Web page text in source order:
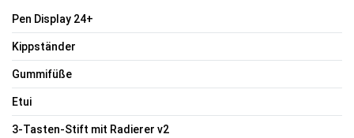
Pen Display 24+
Kippständer
Gummifüße
Etui
3-Tasten-Stift mit Radierer v2